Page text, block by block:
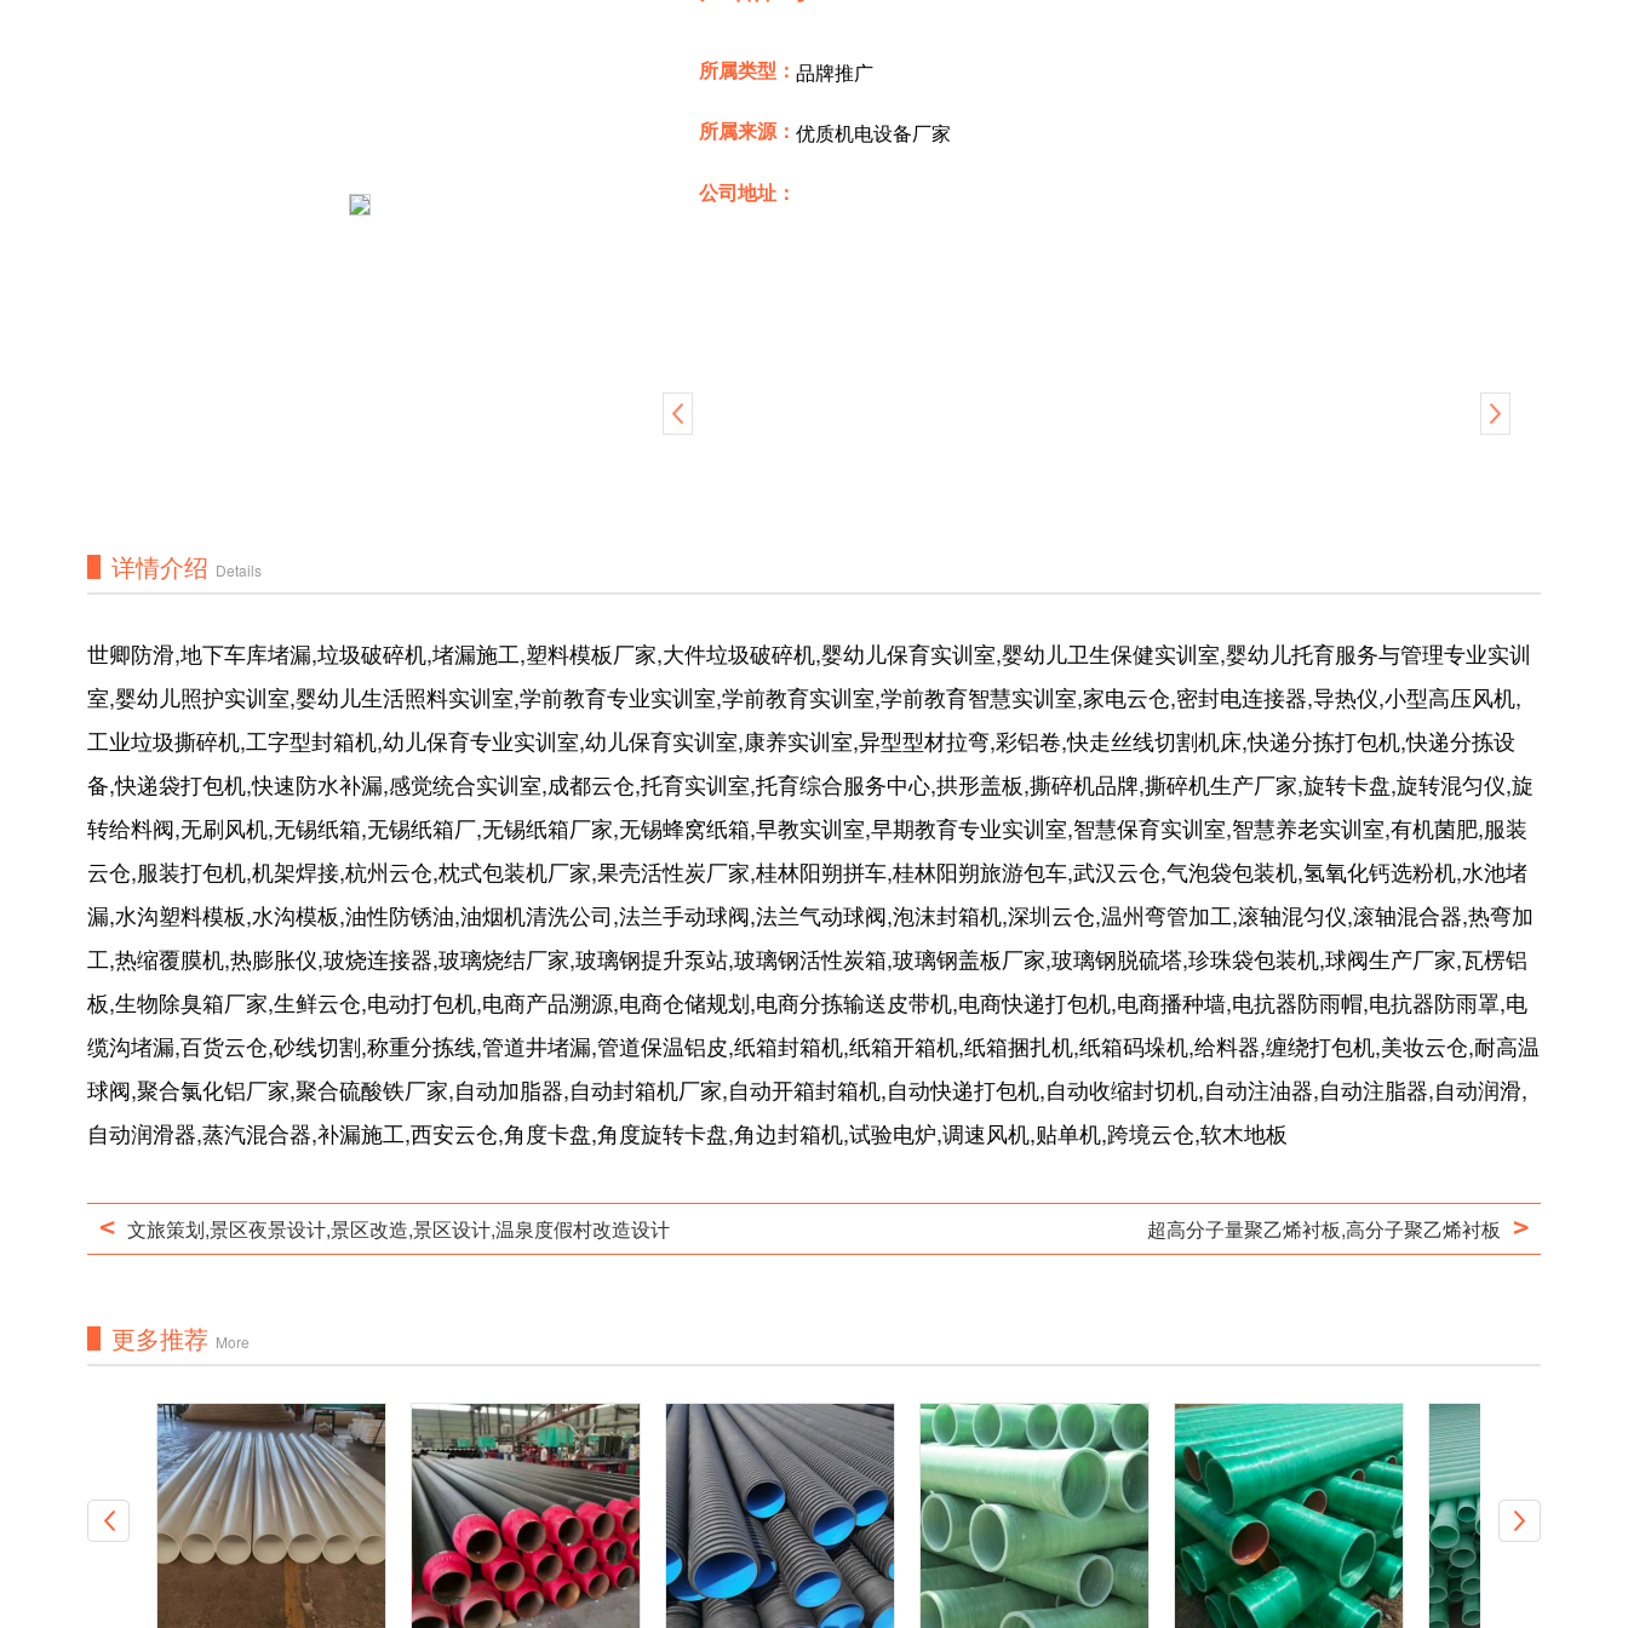
所属类型： 品牌推广
所属来源： 优质机电设备厂家
公司地址：
详情介绍 Details
世卿防滑,地下车库堵漏,垃圾破碎机,堵漏施工,塑料模板厂家,大件垃圾破碎机,婴幼儿保育实训室,婴幼儿卫生保健实训室,婴幼儿托育服务与管理专业实训
室,婴幼儿照护实训室,婴幼儿生活照料实训室,学前教育专业实训室,学前教育实训室,学前教育智慧实训室,家电云仓,密封电连接器,导热仪,小型高压风机,
工业垃圾撕碎机,工字型封箱机,幼儿保育专业实训室,幼儿保育实训室,康养实训室,异型型材拉弯,彩铝卷,快走丝线切割机床,快递分拣打包机,快递分拣设
备,快递袋打包机,快速防水补漏,感觉统合实训室,成都云仓,托育实训室,托育综合服务中心,拱形盖板,撕碎机品牌,撕碎机生产厂家,旋转卡盘,旋转混匀仪,旋
转给料阀,无刷风机,无锡纸箱,无锡纸箱厂,无锡纸箱厂家,无锡蜂窝纸箱,早教实训室,早期教育专业实训室,智慧保育实训室,智慧养老实训室,有机菌肥,服装
云仓,服装打包机,机架焊接,杭州云仓,枕式包装机厂家,果壳活性炭厂家,桂林阳朔拼车,桂林阳朔旅游包车,武汉云仓,气泡袋包装机,氢氧化钙选粉机,水池堵
漏,水沟塑料模板,水沟模板,油性防锈油,油烟机清洗公司,法兰手动球阀,法兰气动球阀,泡沫封箱机,深圳云仓,温州弯管加工,滚轴混匀仪,滚轴混合器,热弯加
工,热缩覆膜机,热膨胀仪,玻烧连接器,玻璃烧结厂家,玻璃钢提升泵站,玻璃钢活性炭箱,玻璃钢盖板厂家,玻璃钢脱硫塔,珍珠袋包装机,球阀生产厂家,瓦楞铝
板,生物除臭箱厂家,生鲜云仓,电动打包机,电商产品溯源,电商仓储规划,电商分拣输送皮带机,电商快递打包机,电商播种墙,电抗器防雨帽,电抗器防雨罩,电
缆沟堵漏,百货云仓,砂线切割,称重分拣线,管道井堵漏,管道保温铝皮,纸箱封箱机,纸箱开箱机,纸箱捆扎机,纸箱码垛机,给料器,缠绕打包机,美妆云仓,耐高温
球阀,聚合氯化铝厂家,聚合硫酸铁厂家,自动加脂器,自动封箱机厂家,自动开箱封箱机,自动快递打包机,自动收缩封切机,自动注油器,自动注脂器,自动润滑,
自动润滑器,蒸汽混合器,补漏施工,西安云仓,角度卡盘,角度旋转卡盘,角边封箱机,试验电炉,调速风机,贴单机,跨境云仓,软木地板
< 文旅策划,景区夜景设计,景区改造,景区设计,温泉度假村改造设计 超高分子量聚乙烯衬板,高分子聚乙烯衬板 >
更多推荐 More